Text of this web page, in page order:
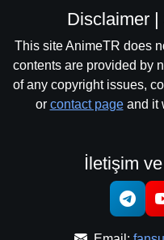
Disclaimer
This site AnimeTR does
contents are provided by
of any copyright issues,
or contact pageand it
İletişim